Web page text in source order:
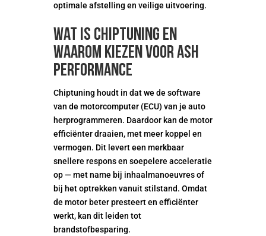
optimale afstelling en veilige uitvoering.
Wat is chiptuning en
waarom kiezen voor ASH
Performance
Chiptuning houdt in dat we de software
van de motorcomputer (ECU) van je auto
herprogrammeren. Daardoor kan de motor
efficiënter draaien, met meer koppel en
vermogen. Dit levert een merkbaar
snellere respons en soepelere acceleratie
op — met name bij inhaalmanoeuvres of
bij het optrekken vanuit stilstand. Omdat
de motor beter presteert en efficiënter
werkt, kan dit leiden tot
brandstofbesparing.